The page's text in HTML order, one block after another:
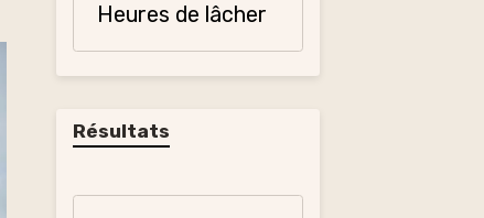
Heures de lâcher
Résultats